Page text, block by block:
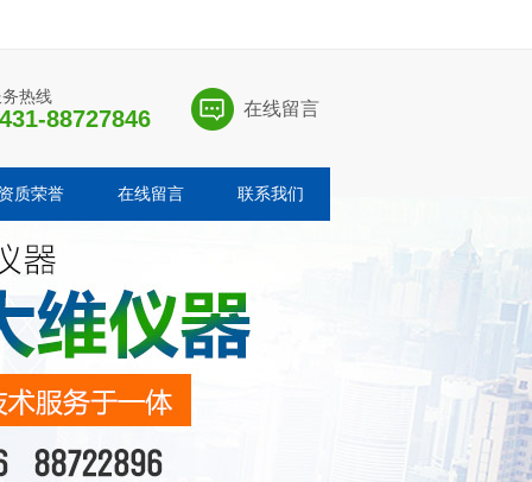
在线留言
热线
88727846
质荣誉 在线留言 联系我们